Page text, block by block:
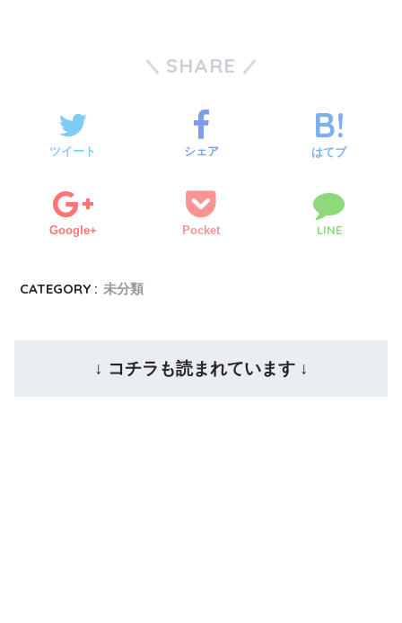
SHARE
ツイート シェア はてブ
Google+ Pocket LINE
CATEGORY : 未分類
↓ コチラも読まれています ↓